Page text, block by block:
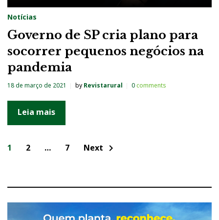
Notícias
Governo de SP cria plano para
socorrer pequenos negócios na
pandemia
18 de março de 2021 by Revistarural 0comments
Leia mais
N
e
1 2 … 7 Next chevron_right